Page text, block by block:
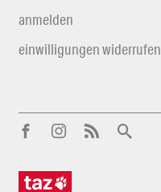
anmelden
einwilligungen widerrufen